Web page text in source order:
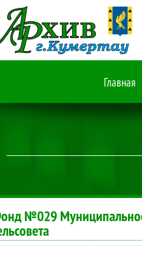
Главная
№029 Муниципальное